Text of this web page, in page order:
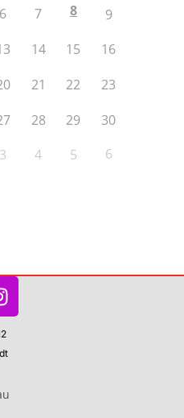
6 7 8
9
14 15
16
21 22
23
28 29
30
3 4 5 6